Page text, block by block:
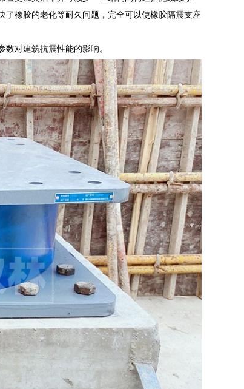
橡胶的老化等耐久问题，完全可以使橡胶隔震支座
对建筑抗震性能的影响。